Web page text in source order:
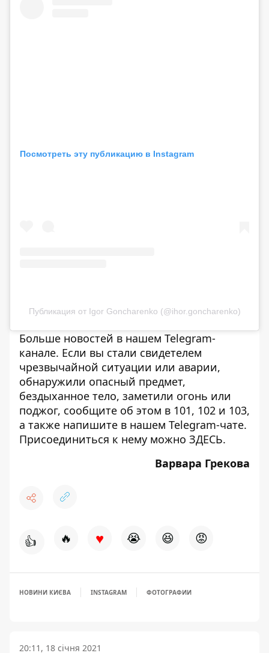
Посмотреть эту публикацию в Instagram
Публикация от Igor Goncharenko (@ihor.goncharenko)
Больше новостей в нашем Telegram-
канале. Если вы стали свидетелем
чрезвычайной ситуации или аварии,
обнаружили опасный предмет,
бездыханное тело, заметили огонь или
поджог, сообщите об этом в 101, 102 и 103,
а также напишите в нашем Telegram-чате.
Присоединиться к нему можно ЗДЕСЬ.
Варвара Грекова
👍 🔥 ♥ 😭 😆 😡
НОВИНИ КИЄВА INSTAGRAM ФОТОГРАФИИ
20:11, 18 січня 2021